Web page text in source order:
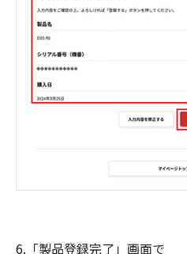
6.「製品登録完了」画面で